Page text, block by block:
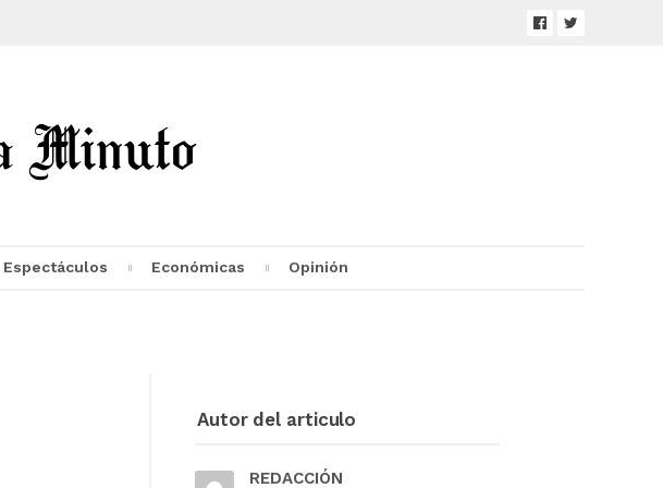
Espectáculos Económicas Opinión
Autor del articulo
REDACCIÓN